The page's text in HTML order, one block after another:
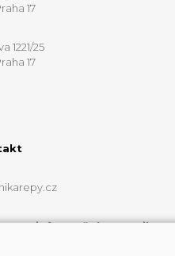
17
1221/25
17
informační a e-mail